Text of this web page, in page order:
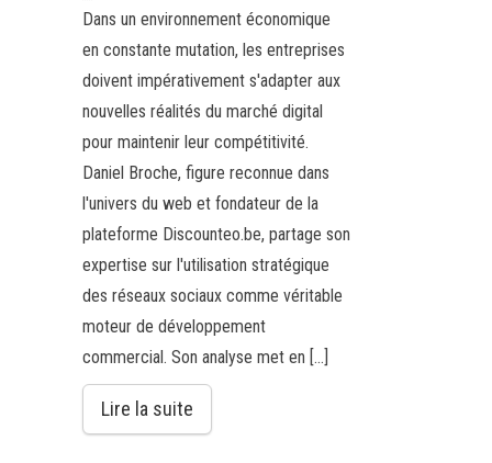
Dans un environnement économique
en constante mutation, les entreprises
doivent impérativement s'adapter aux
nouvelles réalités du marché digital
pour maintenir leur compétitivité.
Daniel Broche, figure reconnue dans
l'univers du web et fondateur de la
plateforme Discounteo.be, partage son
expertise sur l'utilisation stratégique
des réseaux sociaux comme véritable
moteur de développement
commercial. Son analyse met en […]
Lire la suite